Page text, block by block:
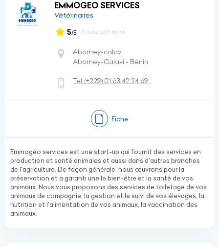
EMMOGEO SERVICES
Vétérinaires
5/5 (1 note et 1 avis)
Abomey-calavi
Abomey-Calavi - Bénin
Tel:(+229) 01 63 42 24 69
Fiche
Emmogéo services est une start-up qui fournit des services en
production et santé animales et aussi dans d'autres branches
de l'agriculture. De façon générale, nous œuvrons pour la
préservation et a garanti une le bien-être et la santé de vos
animaux. Nous vous proposons des services de toiletage de vos
animaux de compagnie, la gestion et le suivi de vos élevages, la
nutrition et l'alimentation de vos animaux, la vaccination des
animaux.